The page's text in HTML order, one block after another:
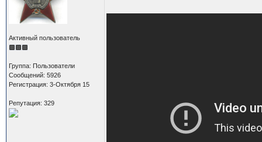
Активный пользователь
Группа: Пользователи
Сообщений: 5926
Регистрация: 3-Октября 15
Репутация: 329